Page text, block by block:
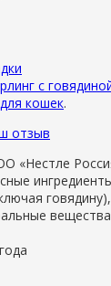
с
кошек.
отзыв
«Нестле